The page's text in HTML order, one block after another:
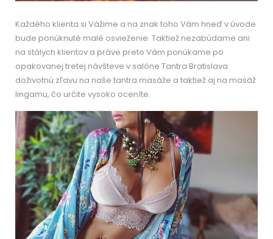
Každého klienta si Vážime a na znak toho Vám hneď v úvode
bude ponúknuté malé osvieženie. Taktiež nezabúdame ani
na stálych klientov a práve preto Vám ponúkame po
opakovanej tretej návšteve v salóne Tantra Bratislava
doživotnú zľavu na naše tantra masáže a taktiež aj na masáž
lingamu, čo určite vysoko oceníte.